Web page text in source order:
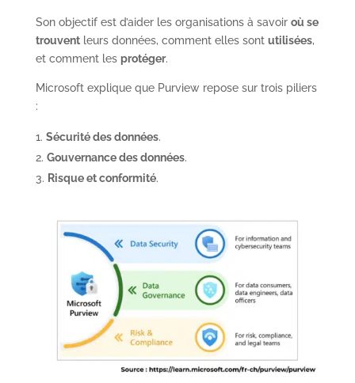
Son objectif est d’aider les organisations à savoir où se
trouventleurs données, comment elles sont utilisées,
et comment les protéger.
Microsoft explique que Purview repose sur trois piliers
:
Sécurité des données.
Gouvernance des données.
Risque et conformité.